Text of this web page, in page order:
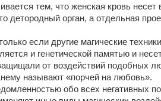
тем, что женская кровь
орган, а отдельная
если другие магические
и генетической памятью и
от воздействий подобных
называют «порчей на любовь».
обо всех негативных